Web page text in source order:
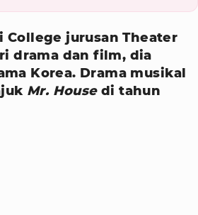
College jurusan Theater
drama dan film, dia
Korea. Drama musikal
Mr. Housedi tahun